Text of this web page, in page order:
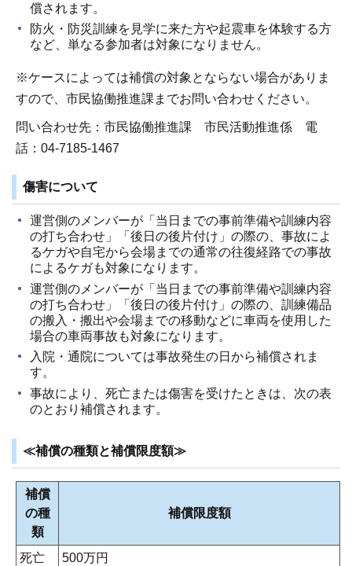
償されます。
防火・防災訓練を見学に来た方や起震車を体験する方
など、単なる参加者は対象になりません。
※ケースによっては補償の対象とならない場合がありま
すので、市民協働推進課までお問い合わせください。
問い合わせ先：市民協働推進課 市民活動推進係 電
話：04-7185-1467
傷害について
運営側のメンバーが「当日までの事前準備や訓練内容
の打ち合わせ」「後日の後片付け」の際の、事故によ
るケガや自宅から会場までの通常の往復経路での事故
によるケガも対象になります。
運営側のメンバーが「当日までの事前準備や訓練内容
の打ち合わせ」「後日の後片付け」の際の、訓練備品
の搬入・搬出や会場までの移動などに車両を使用した
場合の車両事故も対象になります。
入院・通院については事故発生の日から補償されま
す。
事故により、死亡または傷害を受けたときは、次の表
のとおり補償されます。
≪補償の種類と補償限度額≫
補償
の種
類
補償限度額
死亡
500万円